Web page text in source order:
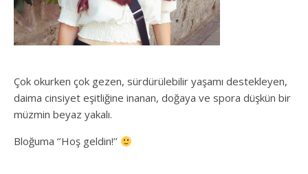
Çok okurken çok gezen, sürdürülebilir yaşamı destekleyen,
daima cinsiyet eşitliğine inanan, doğaya ve spora düşkün bir
müzmin beyaz yakalı.
Bloğuma ‘’Hoş geldin!’’